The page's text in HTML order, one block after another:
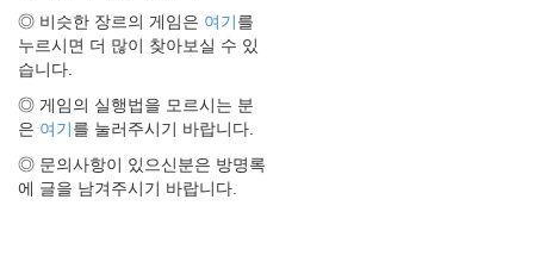
◎ 비슷한 장르의 게임은 여기를
누르시면 더 많이 찾아보실 수 있
습니다.
◎ 게임의 실행법을 모르시는 분
은 여기를 눌러주시기 바랍니다.
◎ 문의사항이 있으신분은 방명록
에 글을 남겨주시기 바랍니다.